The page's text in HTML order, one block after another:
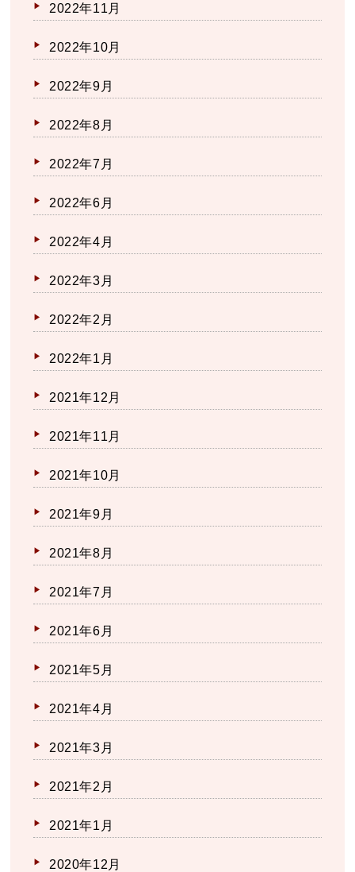
2022年11月
2022年10月
2022年9月
2022年8月
2022年7月
2022年6月
2022年4月
2022年3月
2022年2月
2022年1月
2021年12月
2021年11月
2021年10月
2021年9月
2021年8月
2021年7月
2021年6月
2021年5月
2021年4月
2021年3月
2021年2月
2021年1月
2020年12月